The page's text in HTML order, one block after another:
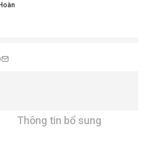
Thông tin bổ sung